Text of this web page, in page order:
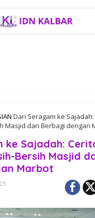
Dari Seragam ke
Masjid dan Berbagi dengan
ke Sajadah:
Bersih Masjid
Marbot